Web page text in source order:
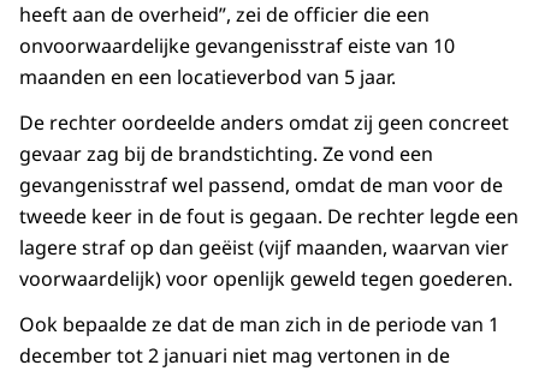
heeft aan de overheid”, zei de officier die een
onvoorwaardelijke gevangenisstraf eiste van 10
maanden en een locatieverbod van 5 jaar.
De rechter oordeelde anders omdat zij geen concreet
gevaar zag bij de brandstichting. Ze vond een
gevangenisstraf wel passend, omdat de man voor de
tweede keer in de fout is gegaan. De rechter legde een
lagere straf op dan geëist (vijf maanden, waarvan vier
voorwaardelijk) voor openlijk geweld tegen goederen.
Ook bepaalde ze dat de man zich in de periode van 1
december tot 2 januari niet mag vertonen in de